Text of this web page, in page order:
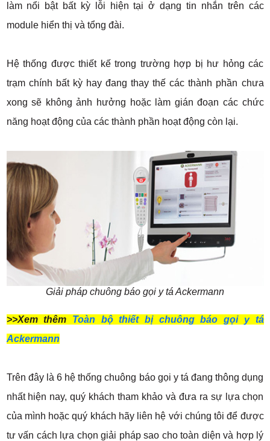
làm nổi bật bất kỳ lỗi hiện tại ở dạng tin nhắn trên các
module hiển thị và tổng đài.
Hệ thống được thiết kế trong trường hợp bị hư hỏng các
trạm chính bất kỳ hay đang thay thế các thành phần chưa
xong sẽ không ảnh hưởng hoặc làm gián đoạn các chức
năng hoạt động của các thành phần hoạt động còn lại.
Giải pháp chuông báo gọi y tá Ackermann
>>Xem thêm Toàn bộ thiết bị chuông báo gọi y tá
Ackermann
Trên đây là 6 hệ thống chuông báo gọi y tá đang thông dụng
nhất hiện nay, quý khách tham khảo và đưa ra sự lựa chọn
của mình hoặc quý khách hãy liên hệ với chúng tôi để được
tư vấn cách lựa chọn giải pháp sao cho toàn diện và hợp lý